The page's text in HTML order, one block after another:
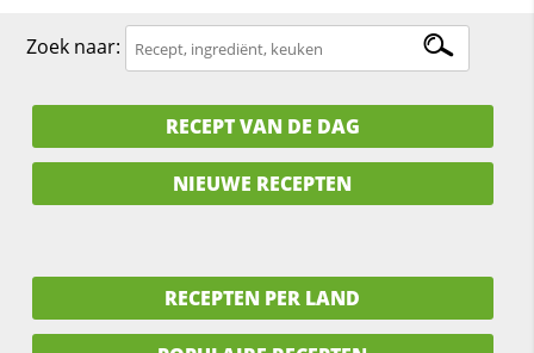
Zoek naar:
RECEPT VAN DE DAG
NIEUWE RECEPTEN
RECEPTEN PER LAND